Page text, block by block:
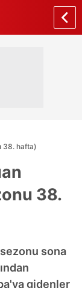
38. hafta)
38.
sona
gidenler